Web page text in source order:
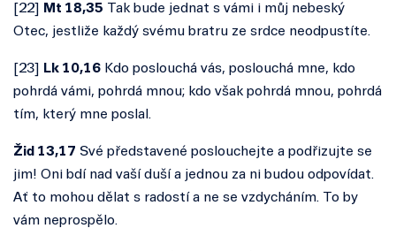
22 Mt 18,35 Tak bude jednat s vámi i můj nebeský
Otec, jestliže každý svému bratru ze srdce neodpustíte.
23 Lk 10,16 Kdo poslouchá vás, poslouchá mne, kdo
pohrdá vámi, pohrdá mnou; kdo však pohrdá mnou, pohrdá
tím, který mne poslal.
Žid 13,17 Své představené poslouchejte a podřizujte se
jim! Oni bdí nad vaší duší a jednou za ni budou odpovídat.
Ať to mohou dělat s radostí a ne se vzdycháním. To by
vám neprospělo.